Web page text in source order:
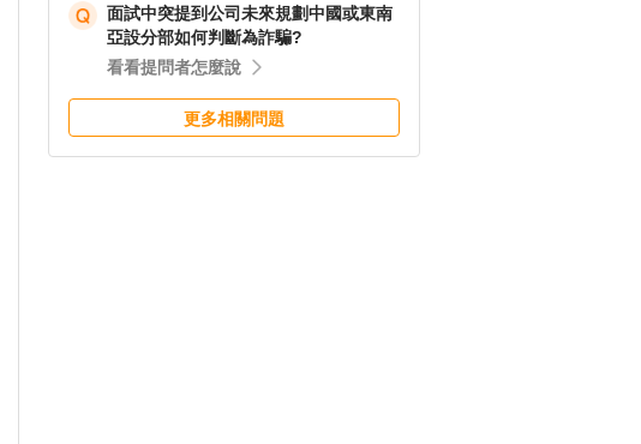
面試中突提到公司未來規劃中國或東南
亞設分部如何判斷為詐騙?
看看提問者怎麼說
更多相關問題